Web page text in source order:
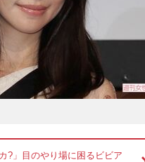
?」目のやり場に困るビビア